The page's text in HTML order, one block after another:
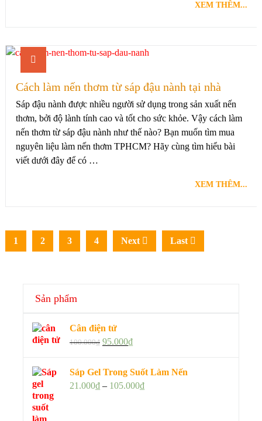
XEM THÊM...
Cách làm nến thơm từ sáp đậu nành tại nhà
Sáp đậu nành được nhiều người sử dụng trong sản xuất nến
thơm, bởi độ lành tính cao và tốt cho sức khỏe. Vậy cách làm
nến thơm từ sáp đậu nành như thế nào? Bạn muốn tìm mua
nguyên liệu làm nến thơm TPHCM? Hãy cùng tìm hiểu bài
viết dưới đây để có …
XEM THÊM...
1 2 3 4 Next Last
Sản phẩm
Cân điện tử
100.000₫ 95.000₫
Sáp Gel Trong Suốt Làm Nến
21.000₫– 105.000₫